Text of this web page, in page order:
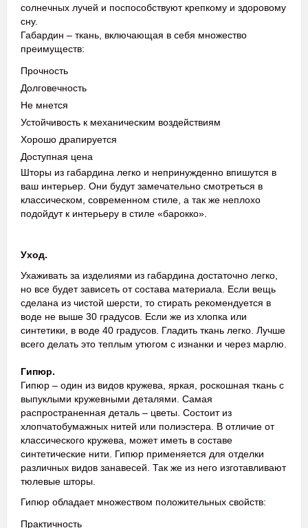
солнечных лучей и поспособствуют крепкому и здоровому
сну.
Габардин – ткань, включающая в себя множество
преимуществ:
Прочность
Долговечность
Не мнется
Устойчивость к механическим воздействиям
Хорошо драпируется
Доступная цена
Шторы из габардина легко и непринужденно впишутся в
ваш интерьер. Они будут замечательно смотреться в
классическом, современном стиле, а так же неплохо
подойдут к интерьеру в стиле «барокко».
Уход.
Ухаживать за изделиями из габардина достаточно легко,
но все будет зависеть от состава материала. Если вещь
сделана из чистой шерсти, то стирать рекомендуется в
воде не выше 30 градусов. Если же из хлопка или
синтетики, в воде 40 градусов. Гладить ткань легко. Лучше
всего делать это теплым утюгом с изнанки и через марлю.
Гипюр.
Гипюр – один из видов кружева, яркая, роскошная ткань с
выпуклыми кружевными деталями. Самая
распространенная деталь – цветы. Состоит из
хлопчатобумажных нитей или полиэстера. В отличие от
классического кружева, может иметь в составе
синтетические нити. Гипюр применяется для отделки
различных видов занавесей. Так же из него изготавливают
тюлевые шторы.
Гипюр обладает множеством положительных свойств:
Практичность